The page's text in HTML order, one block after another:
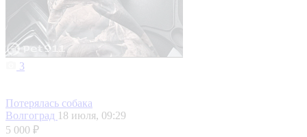
3
Потерялась собака
Волгоград 18 июля, 09:29
5 000 ₽